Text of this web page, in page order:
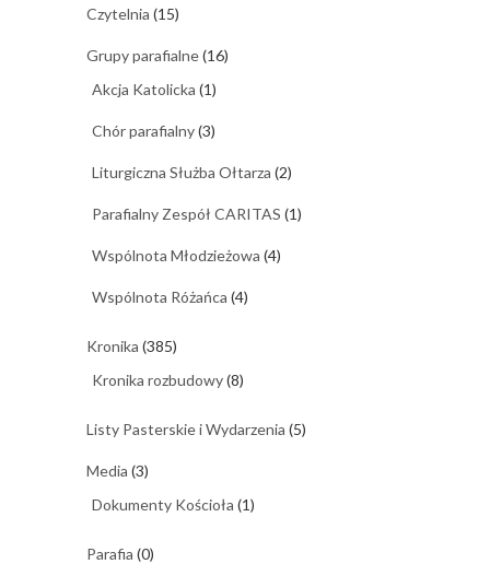
Czytelnia (15)
Grupy parafialne(16)
Akcja Katolicka (1)
Chór parafialny(3)
Liturgiczna Służba Ołtarza (2)
Parafialny Zespół CARITAS (1)
Wspólnota Młodzieżowa (4)
Wspólnota Różańca (4)
Kronika (385)
Kronika rozbudowy(8)
Listy Pasterskie i Wydarzenia (5)
Media (3)
Dokumenty Kościoła (1)
Parafia (0)